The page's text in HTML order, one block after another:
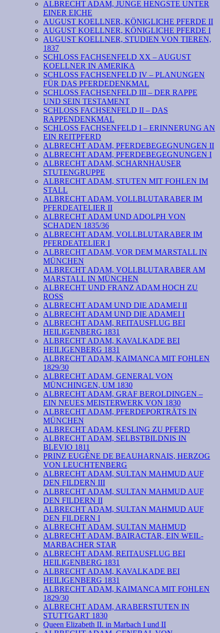
ALBRECHT ADAM, JUNGE HENGSTE UNTER
EINER EICHE
AUGUST KOELLNER, KÖNIGLICHE PFERDE II
AUGUST KOELLNER, KÖNIGLICHE PFERDE I
AUGUST KOELLNER, STUDIEN VON TIEREN,
1837
SCHLOSS FACHSENFELD XX – AUGUST
KOELLNER IN AMERIKA
SCHLOSS FACHSENFELD IV – PLANUNGEN
FÜR DAS PFERDEDENKMAL
SCHLOSS FACHSENFELD III – DER RAPPE
UND SEIN TESTAMENT
SCHLOSS FACHSENFELD II – DAS
RAPPENDENKMAL
SCHLOSS FACHSENFELD I – ERINNERUNG AN
EIN REITPFERD
ALBRECHT ADAM, PFERDEBEGEGNUNGEN II
ALBRECHT ADAM, PFERDEBEGEGNUNGEN I
ALBRECHT ADAM, SCHARNHAUSER
STUTENGRUPPE
ALBRECHT ADAM, STUTEN MIT FOHLEN IM
STALL
ALBRECHT ADAM, VOLLBLUTARABER IM
PFERDEATELIER II
ALBRECHT ADAM UND ADOLPH VON
SCHADEN 1835/36
ALBRECHT ADAM, VOLLBLUTARABER IM
PFERDEATELIER I
ALBRECHT ADAM, VOR DEM MARSTALL IN
MÜNCHEN
ALBRECHT ADAM, VOLLBLUTARABER AM
MARSTALL IN MÜNCHEN
ALBRECHT UND FRANZ ADAM HOCH ZU
ROSS
ALBRECHT ADAM UND DIE ADAMEI II
ALBRECHT ADAM UND DIE ADAMEI I
ALBRECHT ADAM, REITAUSFLUG BEI
HEILIGENBERG 1831
ALBRECHT ADAM, KAVALKADE BEI
HEILIGENBERG 1831
ALBRECHT ADAM, KAIMANCA MIT FOHLEN
1829/30
ALBRECHT ADAM, GENERAL VON
MÜNCHINGEN, UM 1830
ALBRECHT ADAM, GRAF BEROLDINGEN –
EIN NEUES MEISTERWERK VON 1830
ALBRECHT ADAM, PFERDEPORTRÄTS IN
MÜNCHEN
ALBRECHT ADAM, KESLING ZU PFERD
ALBRECHT ADAM, SELBSTBILDNIS IN
BLEVIO 1811
PRINZ EUGÈNE DE BEAUHARNAIS, HERZOG
VON LEUCHTENBERG
ALBRECHT ADAM, SULTAN MAHMUD AUF
DEN FILDERN III
ALBRECHT ADAM, SULTAN MAHMUD AUF
DEN FILDERN II
ALBRECHT ADAM, SULTAN MAHMUD AUF
DEN FILDERN I
ALBRECHT ADAM, SULTAN MAHMUD
ALBRECHT ADAM, BAIRACTAR, EIN WEIL-
MARBACHER STAR
ALBRECHT ADAM, REITAUSFLUG BEI
HEILIGENBERG 1831
ALBRECHT ADAM, KAVALKADE BEI
HEILIGENBERG 1831
ALBRECHT ADAM, KAIMANCA MIT FOHLEN
1829/30
ALBRECHT ADAM, ARABERSTUTEN IN
STUTTGART 1830
Queen Elizabeth II. in Marbach I und II